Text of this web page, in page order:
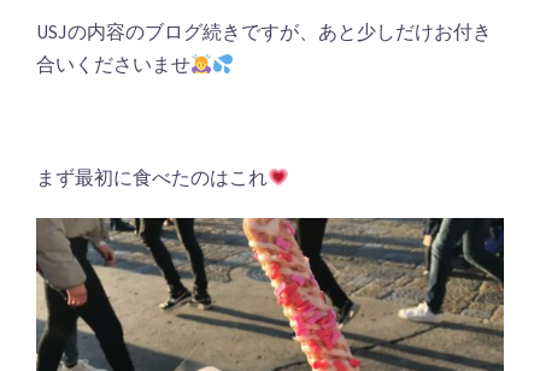
USJの内容のブログ続きですが、あと少しだけお付き
合いくださいませ
まず最初に食べたのはこれ